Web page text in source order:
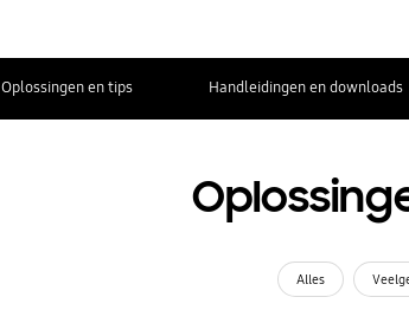
Oplossingen en tips Handleidingen en downloads
Alles